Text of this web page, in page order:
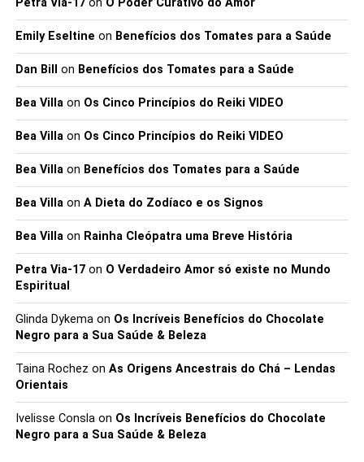
Petra Via-17on O Poder Curativo do Amor
Emily Eseltine on Benefícios dos Tomates para a Saúde
Dan Bill on Benefícios dos Tomates para a Saúde
Bea Villaon Os Cinco Princípios do Reiki VIDEO
Bea Villaon Os Cinco Princípios do Reiki VIDEO
Bea Villaon Benefícios dos Tomates para a Saúde
Bea Villaon A Dieta do Zodíaco e os Signos
Bea Villaon Rainha Cleópatra uma Breve História
Petra Via-17on O Verdadeiro Amor só existe no Mundo
Espiritual
Glinda Dykemaon Os Incríveis Benefícios do Chocolate
Negro para a Sua Saúde & Beleza
Taina Rochez on As Origens Ancestrais do Chá – Lendas
Orientais
Ivelisse Conslaon Os Incríveis Benefícios do Chocolate
Negro para a Sua Saúde & Beleza